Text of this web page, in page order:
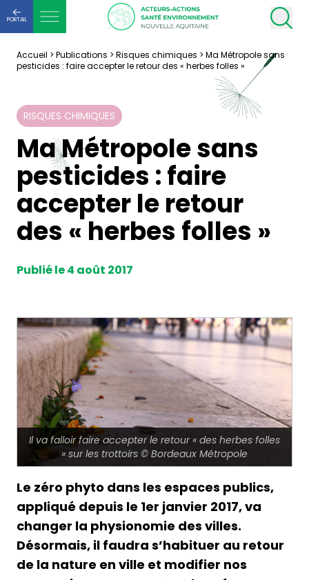
PORTAIL
Accueil > Publications > Risques chimiques > Ma Métropole sans
pesticides : faire accepter le retour des « herbes folles »
RISQUES CHIMIQUES
Ma Métropole sans
pesticides : faire
accepter le retour
des « herbes folles »
Publié le 4 août 2017
Il va falloir faire accepter le retour « des herbes folles
» sur les trottoirs © Bordeaux Métropole
Le zéro phyto dans les espaces publics,
appliqué depuis le 1er janvier 2017, va
changer la physionomie des villes.
Désormais, il faudra s’habituer au retour
de la nature en ville et modifier nos